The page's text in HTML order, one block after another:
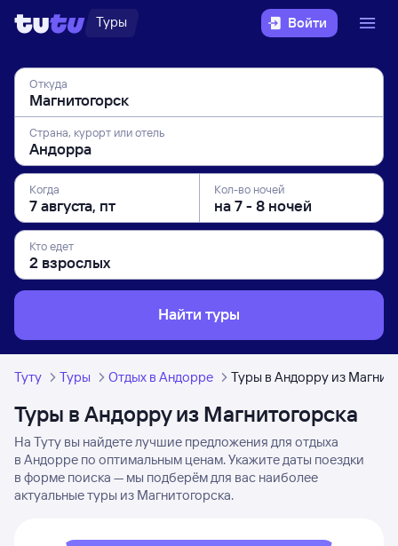
Туры Войти
Откуда
Страна, курорт или отель
Когда Кол-во ночей
Кто едет
Найти туры
Туту Туры Отдых в Андорре Туры в Андорру из
Туры в Андорру из Магнитогорска
На Туту вы найдете лучшие предложения для отдыха
в Андорре по оптимальным ценам. Укажите даты поездки
в форме поиска — мы подберём для вас наиболее
актуальные туры из Магнитогорска.